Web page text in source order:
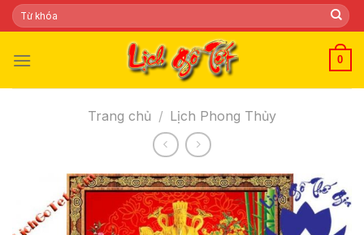
Skip
to
Tìm
kiếm:
0
Trang chủ / Lịch Phong Thủy